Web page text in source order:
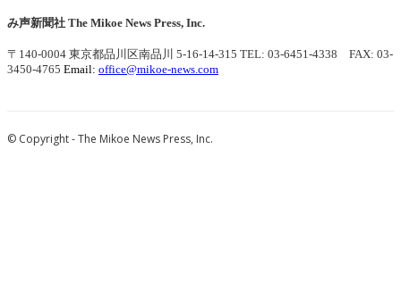
み声新聞社 The Mikoe News Press, Inc.
〒140-0004 東京都品川区南品川 5-16-14-315 TEL: 03-6451-4338 FAX: 03-
3450-4765 Email: office@mikoe-news.com
© Copyright - The Mikoe News Press, Inc.